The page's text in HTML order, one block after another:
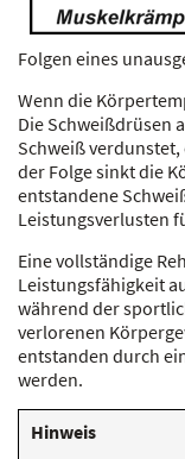
Folgen eines
Wenn die
Die Schweißdrüsen
Schweiß
der Folge sinkt die
entstandene
Leistungsverlusten
Eine vollständige
Leistungsfähigkeit
während der
verlorenen
entstanden durch
werden.
Hinweis